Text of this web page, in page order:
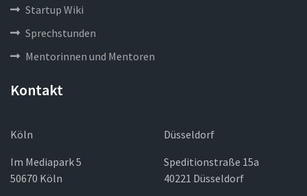
Startup Wiki
Sprechstunden
Mentorinnen und Mentoren
Kontakt
Köln
Im Mediapark 5
50670 Köln
Düsseldorf
Speditionstraße 15a
40221 Düsseldorf